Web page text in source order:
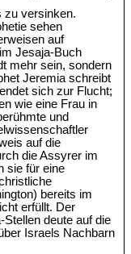
zu versinken.
sehen
auf
Jesaja-Buch
mehr sein, sondern
Jeremia schreibt
sich zur Flucht;
wie eine Frau in
und
auf die
die Assyrer im
sie für eine
bereits im
erfüllt. Der
deute auf die
Israels Nachbarn